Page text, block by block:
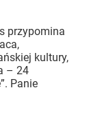
przypomina
kultury,
– 24
Panie